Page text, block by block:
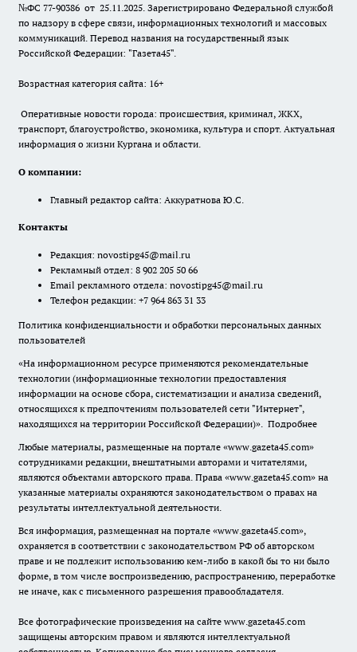
№ФС 77-90386 от 25.11.2025. Зарегистрировано Федеральной службой
по надзору в сфере связи, информационных технологий и массовых
коммуникаций. Перевод названия на государственный язык
Российской Федерации: "Газета45".
Возрастная категория сайта: 16+
Оперативные новости города: происшествия, криминал, ЖКХ,
транспорт, благоустройство, экономика, культура и спорт. Актуальная
информация о жизни Кургана и области.
О компании:
Главный редактор сайта: Аккуратнова Ю.С.
Контакты
Редакция: novostipg45@mail.ru
Рекламный отдел: 8 902 205 50 66
Email рекламного отдела: novostipg45@mail.ru
Телефон редакции: +7 964 863 31 33
Политика конфиденциальности и обработки персональных данных
пользователей
«На информационном ресурсе применяются рекомендательные
технологии (информационные технологии предоставления
информации на основе сбора, систематизации и анализа сведений,
относящихся к предпочтениям пользователей сети "Интернет",
находящихся на территории Российской Федерации)». Подробнее
Любые материалы, размещенные на портале «www.gazeta45.com»
сотрудниками редакции, внештатными авторами и читателями,
являются объектами авторского права. Права «www.gazeta45.com» на
указанные материалы охраняются законодательством о правах на
результаты интеллектуальной деятельности.
Вся информация, размещенная на портале «www.gazeta45.com»,
охраняется в соответствии с законодательством РФ об авторском
праве и не подлежит использованию кем-либо в какой бы то ни было
форме, в том числе воспроизведению, распространению, переработке
не иначе, как с письменного разрешения правообладателя.
Все фотографические произведения на сайте www.gazeta45.com
защищены авторским правом и являются интеллектуальной